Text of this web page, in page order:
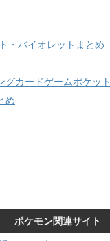
・バイオレットまとめ
グカードゲームポケット
め
ポケモン関連サイト